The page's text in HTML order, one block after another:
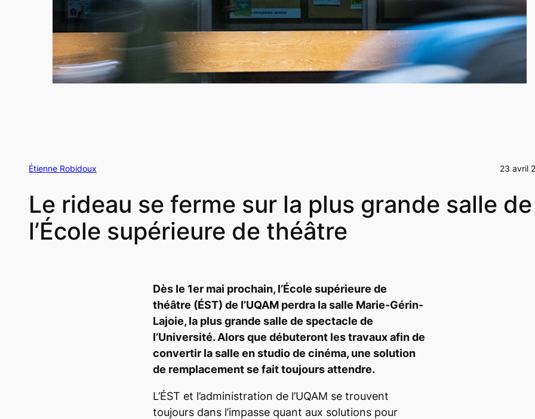
Étienne Robidoux 23 avril
Le rideau se ferme sur la plus grande salle de
l’École supérieure de théâtre
Dès le 1er mai prochain, l’École supérieure de
théâtre (ÉST) de l’UQAM perdra la salle Marie-Gérin-
Lajoie, la plus grande salle de spectacle de
l’Université. Alors que débuteront les travaux afin de
convertir la salle en studio de cinéma, une solution
de remplacement se fait toujours attendre.
L’ÉST et l’administration de l’UQAM se trouvent
toujours dans l’impasse quant aux solutions pour